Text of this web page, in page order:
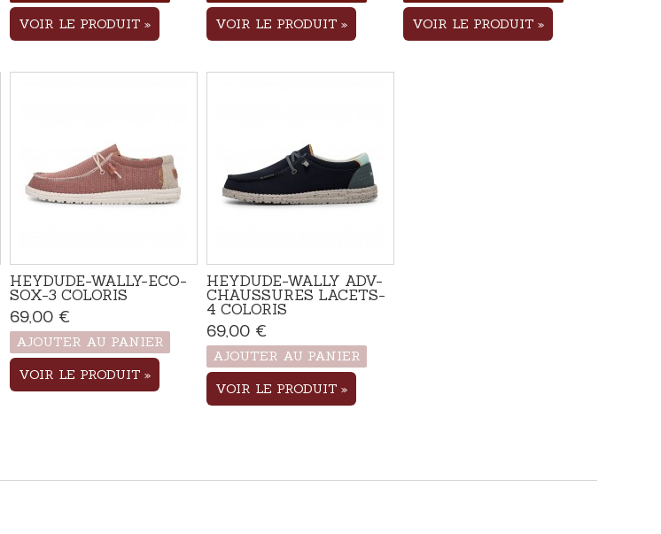
VOIR LE PRODUIT VOIR LE PRODUIT VOIR LE PRODUIT
HEYDUDE-WALLY-ECO-
SOX-3 COLORIS
69,00 €
AJOUTER AU PANIER
VOIR LE PRODUIT
HEYDUDE-WALLY ADV-
CHAUSSURES LACETS-
4 COLORIS
69,00 €
AJOUTER AU PANIER
VOIR LE PRODUIT